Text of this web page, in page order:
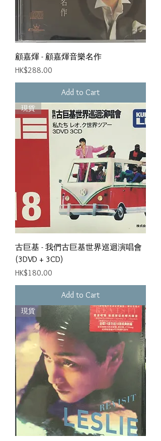
顧嘉煇 - 顧嘉煇音樂名作
Price
HK$288.00
Add to Cart
現貨
古巨基 - 我們古巨基世界巡迴演唱會
(3DVD + 3CD)
Price
HK$180.00
Add to Cart
現貨